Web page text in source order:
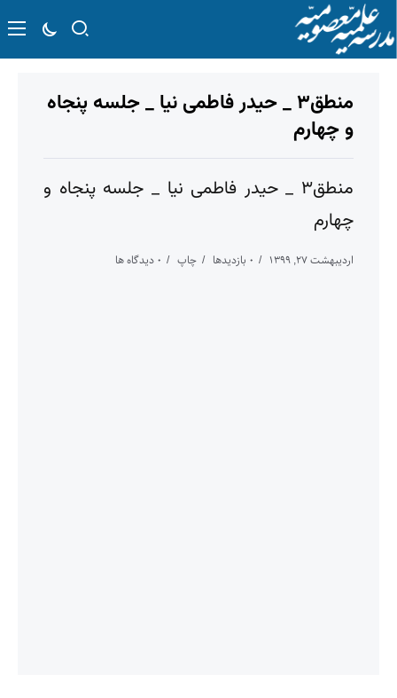
منطق۳ _ حیدر فاطمی نیا _ جلسه پنجاه
و چهارم
منطق۳ _ حیدر فاطمی نیا _ جلسه پنجاه و
چهارم
اردیبهشت ۲۷, ۱۳۹۹ ۰ بازدیدها چاپ ۰ دیدگاه ها